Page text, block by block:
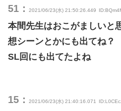
51： 2021/06/23(水) 21:50:26.449
本間先生はおこがましいと
想シーンとかにも出てね？
SL回にも出てたよね
15： 2021/06/23(水) 21:40:16.071